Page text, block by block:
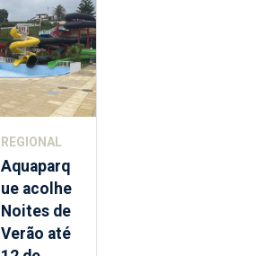
alimentos
entre
2021 e
2025 nos
Açores
REGIONAL
Aquaparq
ue acolhe
Noites de
Verão até